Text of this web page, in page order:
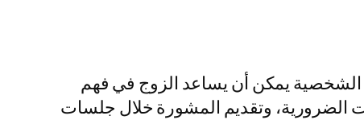
الشخصية يمكن أن يساعد الزوج في فهم
الضرورية، وتقديم المشورة خلال جلسات